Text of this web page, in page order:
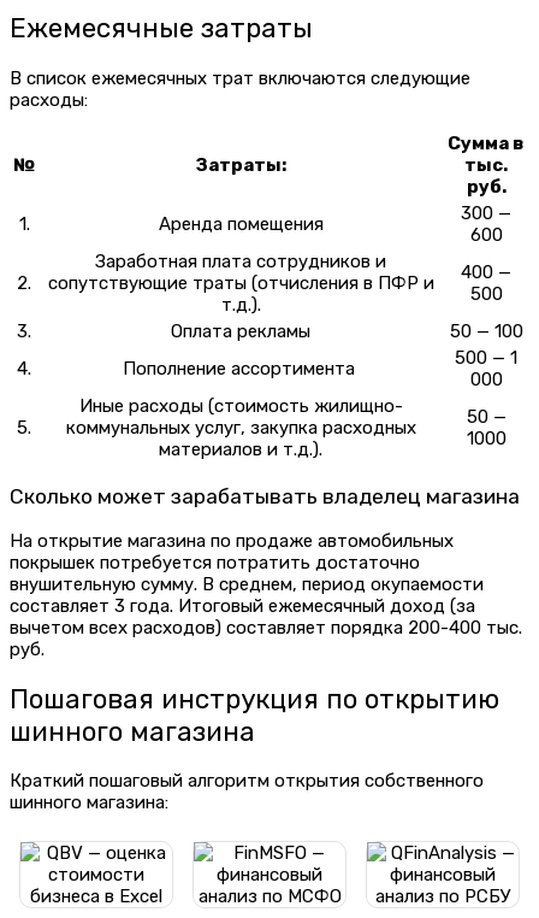
Ежемесячные затраты
В список ежемесячных трат включаются следующие
расходы:
№ Затраты:
Сумма в
тыс.
руб.
1.
Аренда помещения
300 —
600
2.
Заработная плата сотрудников и
сопутствующие траты (отчисления в ПФР и
т.д.).
400 —
500
3.
Оплата рекламы
50 — 100
4.
Пополнение ассортимента
500 — 1
000
5.
Иные расходы (стоимость жилищно-
коммунальных услуг, закупка расходных
материалов и т.д.).
50 —
1000
Сколько может зарабатывать владелец магазина
На открытие магазина по продаже автомобильных
покрышек потребуется потратить достаточно
внушительную сумму. В среднем, период окупаемости
составляет 3 года. Итоговый ежемесячный доход (за
вычетом всех расходов) составляет порядка 200-400 тыс.
руб.
Пошаговая инструкция по открытию
шинного магазина
Краткий пошаговый алгоритм открытия собственного
шинного магазина: